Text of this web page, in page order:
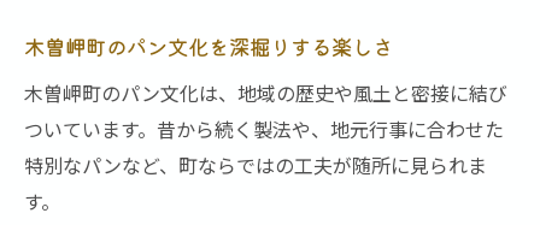
木曽岬町のパン文化を深掘りする楽しさ
木曽岬町のパン文化は、地域の歴史や風土と密接に結び
ついています。昔から続く製法や、地元行事に合わせた
特別なパンなど、町ならではの工夫が随所に見られま
す。